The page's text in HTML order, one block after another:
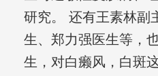
研究。 还有王素林副
生、郑力强医生等，
生，对白癞风，白斑